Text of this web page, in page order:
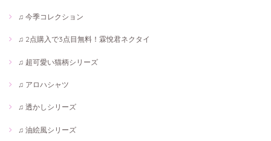
♫ 今季コレクション
♫ 2点購入で3点目無料！霖悅君ネクタイ
♫ 超可愛い猫柄シリーズ
♫ アロハシャツ
♫ 透かしシリーズ
♫ 油絵風シリーズ